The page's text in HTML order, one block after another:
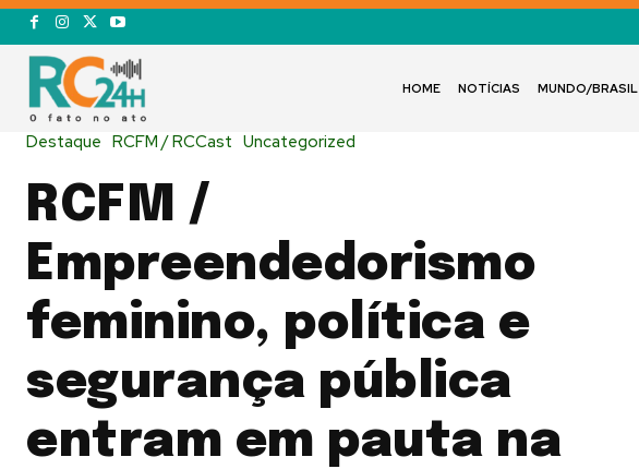
HOME NOTÍCIAS MUNDO/BRASIL
Destaque RCFM / RCCast Uncategorized
RCFM /
Empreendedorismo
feminino, política e
segurança pública
entram em pauta na